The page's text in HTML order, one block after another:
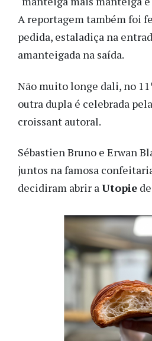
A reportagem também foi
pedida, estaladiça na
amanteigada na saída.
Não muito longe dali, no
outra dupla é celebrada
croissant autoral.
Sébastien Bruno e Erwan
juntos na famosa
decidiram abrir aUtopie